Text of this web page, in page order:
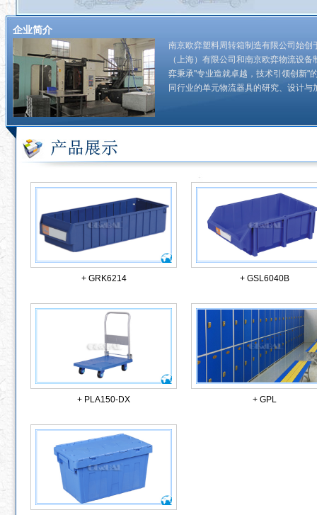
企业简介
南京欧弈塑料周转箱制造有限公司始创
（上海）有限公司和南京欧弈物流设
弈秉承"专业造就卓越，技术引领创新"
同行业的单元物流器具的研究、设计与
+ GRK6214 + GSL6040B
+ PLA150-DX + GPL